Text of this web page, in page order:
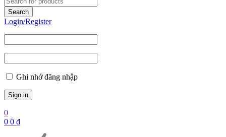
Login/Register
Ghi nhớ đăng nhập
0
0 0 ₫